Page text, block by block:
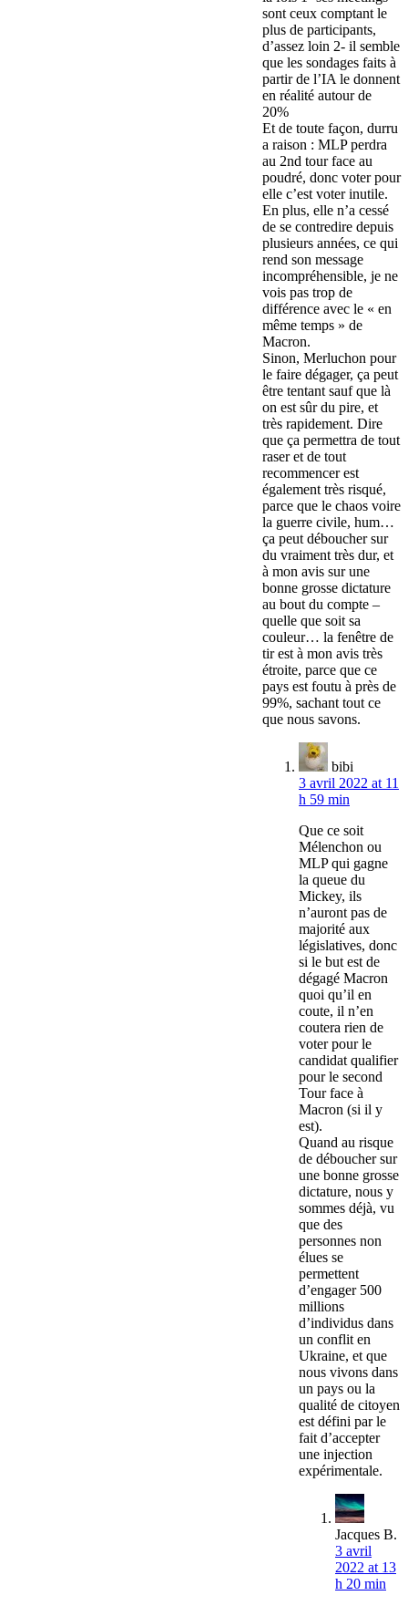
sont ceux comptant le
plus de participants,
d’assez loin 2- il semble
que les sondages faits à
partir de l’IA le donnent
en réalité autour de
20%
Et de toute façon, durru
a raison : MLP perdra
au 2nd tour face au
poudré, donc voter pour
elle c’est voter inutile.
En plus, elle n’a cessé
de se contredire depuis
plusieurs années, ce qui
rend son message
incompréhensible, je ne
vois pas trop de
différence avec le « en
même temps » de
Macron.
Sinon, Merluchon pour
le faire dégager, ça peut
être tentant sauf que là
on est sûr du pire, et
très rapidement. Dire
que ça permettra de tout
raser et de tout
recommencer est
également très risqué,
parce que le chaos voire
la guerre civile, hum…
ça peut déboucher sur
du vraiment très dur, et
à mon avis sur une
bonne grosse dictature
au bout du compte –
quelle que soit sa
couleur… la fenêtre de
tir est à mon avis très
étroite, parce que ce
pays est foutu à près de
99%, sachant tout ce
que nous savons.
bibi
3 avril 2022 at 11
h 59 min
Que ce soit
Mélenchon ou
MLP qui gagne
la queue du
Mickey, ils
n’auront pas de
majorité aux
législatives, donc
si le but est de
dégagé Macron
quoi qu’il en
coute, il n’en
coutera rien de
voter pour le
candidat qualifier
pour le second
Tour face à
Macron (si il y
est).
Quand au risque
de déboucher sur
une bonne grosse
dictature, nous y
sommes déjà, vu
que des
personnes non
élues se
permettent
d’engager 500
millions
d’individus dans
un conflit en
Ukraine, et que
nous vivons dans
un pays ou la
qualité de citoyen
est défini par le
fait d’accepter
une injection
expérimentale.
Jacques B.
3 avril
2022 at 13
h 20 min